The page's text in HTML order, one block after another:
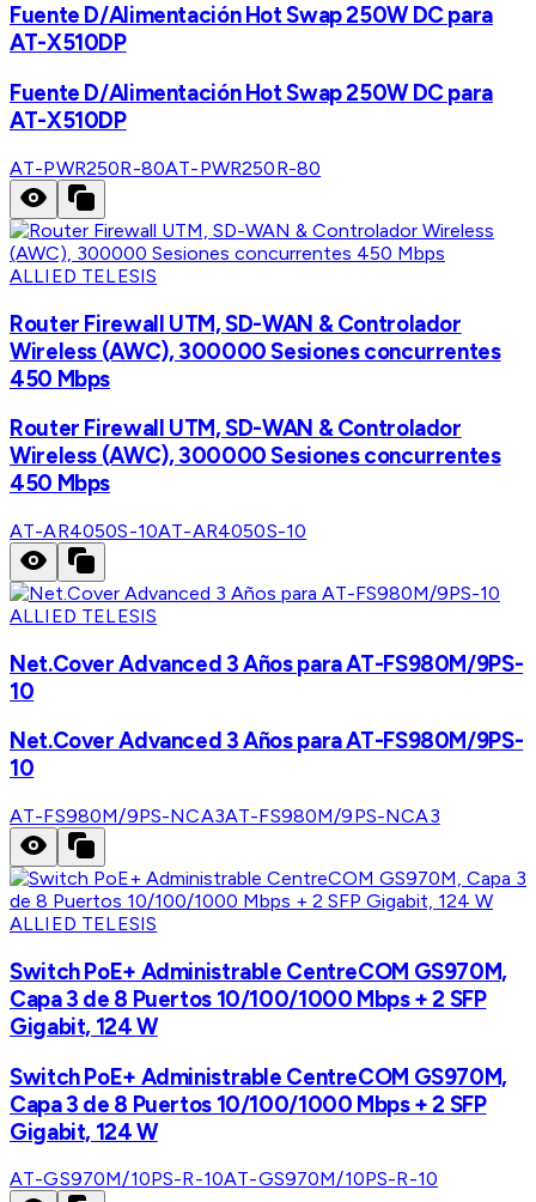
Fuente D/Alimentación Hot Swap 250W DC para
AT-X510DP
Fuente D/Alimentación Hot Swap 250W DC para
AT-X510DP
AT-PWR250R-80AT-PWR250R-80
ALLIED TELESIS
Router Firewall UTM, SD-WAN & Controlador
Wireless (AWC), 300000 Sesiones concurrentes
450 Mbps
Router Firewall UTM, SD-WAN & Controlador
Wireless (AWC), 300000 Sesiones concurrentes
450 Mbps
AT-AR4050S-10AT-AR4050S-10
ALLIED TELESIS
Net.Cover Advanced 3 Años para AT-FS980M/9PS-
10
Net.Cover Advanced 3 Años para AT-FS980M/9PS-
10
AT-FS980M/9PS-NCA3AT-FS980M/9PS-NCA3
ALLIED TELESIS
Switch PoE+ Administrable CentreCOM GS970M,
Capa 3 de 8 Puertos 10/100/1000 Mbps + 2 SFP
Gigabit, 124 W
Switch PoE+ Administrable CentreCOM GS970M,
Capa 3 de 8 Puertos 10/100/1000 Mbps + 2 SFP
Gigabit, 124 W
AT-GS970M/10PS-R-10AT-GS970M/10PS-R-10